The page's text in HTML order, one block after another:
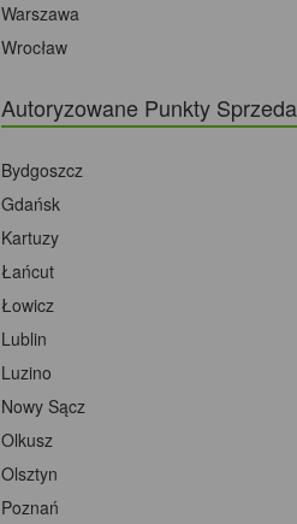
Warszawa
Wrocław
Autoryzowane Punkty
Bydgoszcz
Gdańsk
Kartuzy
Łańcut
Łowicz
Lublin
Luzino
Nowy Sącz
Olkusz
Olsztyn
Poznań